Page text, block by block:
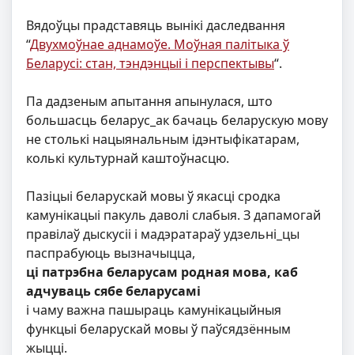
Вядоўцы прадставяць вынікі даследвання
“Двухмоўнае аднамоўе. Моўная палітыка ў
Беларусі: стан, тэндэнцыі і перспектывы“.
Па дадзеным апытання апынулася, што
большасць беларус_ак бачаць беларускую мову
не столькі нацыянальным ідэнтыфікатарам,
колькі культурнай каштоўнасцю.
Пазіцыі беларускай мовы ў якасці сродка
камунікацыі пакуль даволі слабыя. З дапамогай
правілаў дыскусіі і мадэратараў удзельні_цы
паспрабуюць вызначыцца,
ці патрэбна беларусам родная мова, каб
адчуваць сябе беларусамі
і чаму важна пашыраць камунікацыйныя
функцыі беларускай мовы ў паўсядзённым
жыцці.